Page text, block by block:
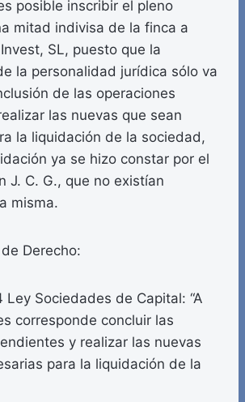
posible inscribir el pleno
mitad indivisa de la finca a
SL, puesto que la
la personalidad jurídica sólo va
de las operaciones
las nuevas que sean
la liquidación de la sociedad,
ya se hizo constar por el
J. C. G., que no existían
misma.
Derecho:
Sociedades de Capital: “A
corresponde concluir las
y realizar las nuevas
para la liquidación de la